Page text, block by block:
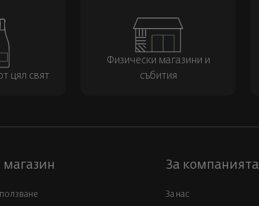
цял свят
Физически магазини и
събития
За компанията
За нас